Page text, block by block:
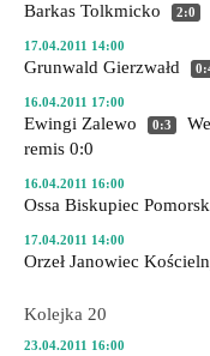
Barkas Tolkmicko 2:0
17.04.2011 14:00
Grunwald Gierzwałd
16.04.2011 17:00
Ewingi Zalewo 0:3
remis 0:0
16.04.2011 16:00
Ossa Biskupiec
17.04.2011 14:00
Orzeł Janowiec
Kolejka 20
23.04.2011 16:00